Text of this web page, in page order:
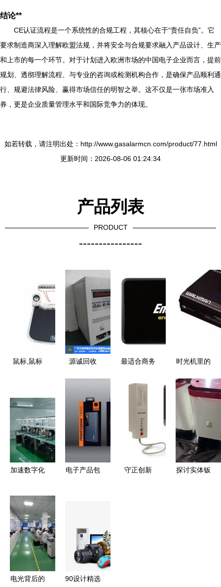
结论**
CE认证流程是一个系统性的合规工程，其核心在于“责任自负”。它
要求制造商深入理解欧盟法规，并将安全与合规要求融入产品设计、生产
和上市的每一个环节。对于计划进入欧洲市场的中国电子企业而言，提前
规划、透彻理解流程、与专业的咨询或检测机构合作，是确保产品顺利通
行、规避法律风险、赢得市场信任的明智之举。这不仅是一张市场准入
券，更是企业质量管理水平和国际竞争力的体现。
如若转载，请注明出处：http://www.gasalarmcn.com/product/77.html
更新时间：2026-08-06 01:24:34
产品列表
PRODUCT
----------------
鼠标,鼠标
品上海礼品
公司 工艺
品礼品 电
子 家居 品
牌服饰 礼
源诚回收
子产品的绿
色重生
最适合商务
大电子产品
时光机里的
其中5个电
子产品，你
就老了
加速数字化
会常务副会
长孙义超单
位启动电子
产品存储芯
片封装测试
项目
电子产品包
的深度创新
守正创新
探讨实体钣
电光背后的 90设计精选